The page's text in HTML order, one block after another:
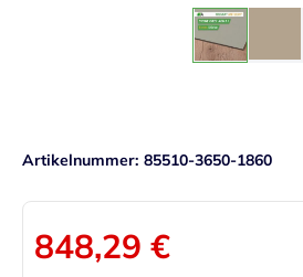
Artikelnummer 85510-3650-1860
848,29 €